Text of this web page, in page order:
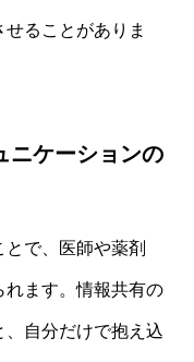
ることがありま
ニケーションの
で、医師や薬剤
れます。情報共有の
自分だけで抱え込